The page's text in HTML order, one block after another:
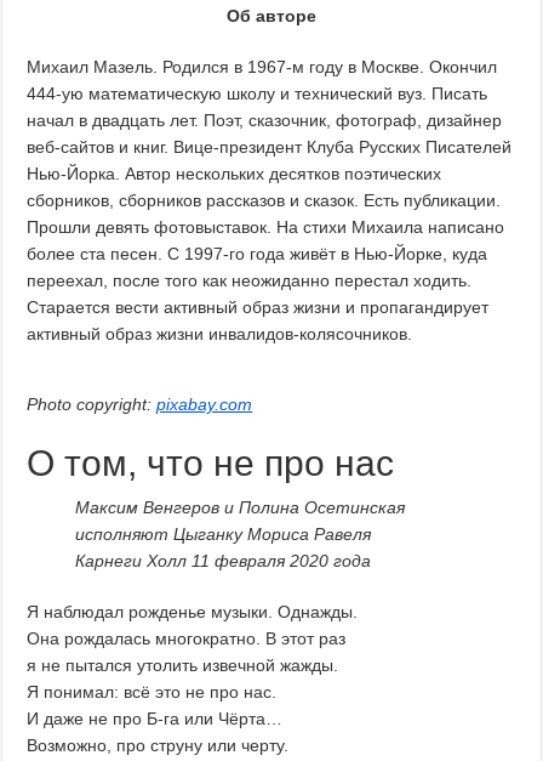
Об авторе
Михаил Мазель. Родился в 1967-м году в Москве. Окончил
444-ую математическую школу и технический вуз. Писать
начал в двадцать лет. Поэт, сказочник, фотограф, дизайнер
веб-сайтов и книг. Вице-президент Клуба Русских Писателей
Нью-Йорка. Автор нескольких десятков поэтических
сборников, сборников рассказов и сказок. Есть публикации.
Прошли девять фотовыставок. На стихи Михаила написано
более ста песен. С 1997-го года живёт в Нью-Йорке, куда
переехал, после того как неожиданно перестал ходить.
Старается вести активный образ жизни и пропагандирует
активный образ жизни инвалидов-колясочников.
Photo copyright:pixabay.com
О том, что не про нас
Максим Венгеров и Полина Осетинская
исполняют Цыганку Мориса Равеля
Карнеги Холл 11 февраля 2020 года
Я наблюдал рожденье музыки. Однажды.
Она рождалась многократно. В этот раз
я не пытался утолить извечной жажды.
Я понимал: всё это не про нас.
И даже не про Б-га или Чёрта…
Возможно, про струну или черту.